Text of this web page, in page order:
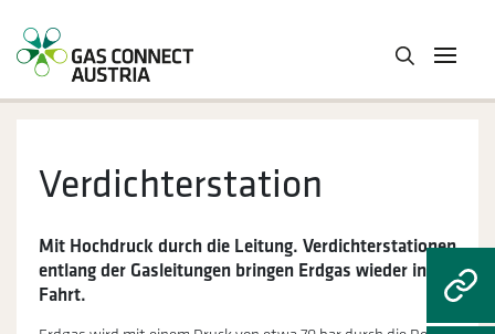
Verdichterstation
Mit Hochdruck durch die Leitung. Verdichterstationen
entlang der Gasleitungen bringen Erdgas wieder in
Fahrt.